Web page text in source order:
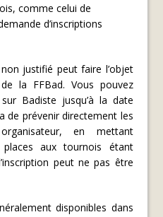
comme celui de
d’inscriptions
justifié peut faire l’objet
la FFBad. Vous pouvez
Badiste jusqu’à la date
de prévenir directement les
en mettant
aux tournois étant
peut ne pas être
disponibles dans